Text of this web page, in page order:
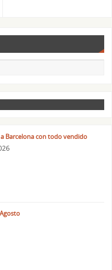
Barcelona con todo vendido